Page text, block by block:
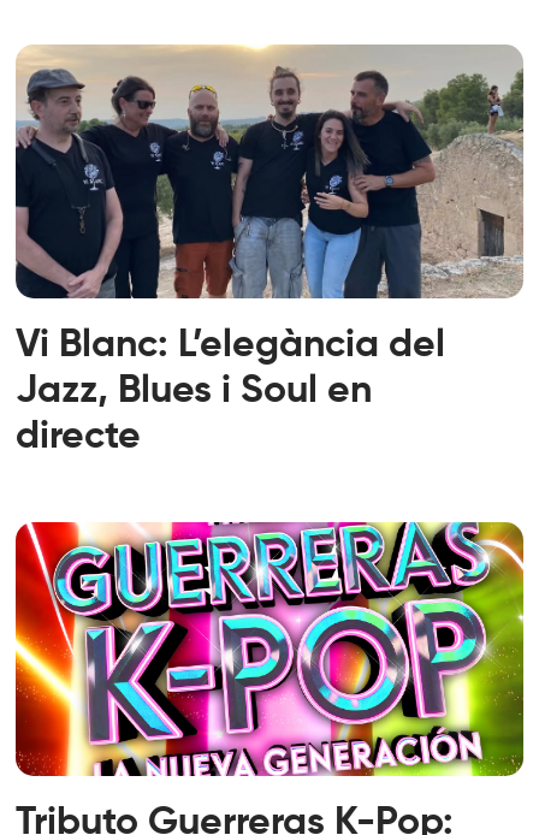
Vi Blanc: L’elegància del
Jazz, Blues i Soul en
directe
Tributo Guerreras K-Pop: